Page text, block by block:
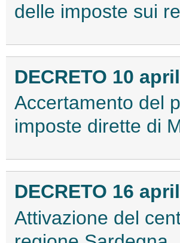
delle imposte sui
DECRETO 10
Accertamento del
imposte dirette di
DECRETO 16
Attivazione del